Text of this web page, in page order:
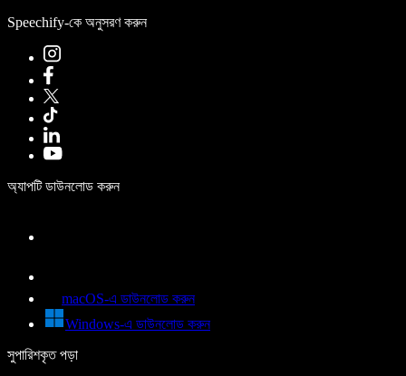
Speechify-কে অনুসরণ করুন
অ্যাপটি ডাউনলোড করুন
macOS-এ ডাউনলোড করুন
Windows-এ ডাউনলোড করুন
সুপারিশকৃত পড়া